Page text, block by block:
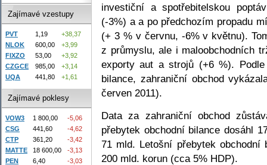
investiční a spotřebitelskou
(-3%) a a po předchozím propadu
(+ 3 % v červnu, -6% v květnu).
z průmyslu, ale i maloobchodních
exporty aut a strojů (+6 %).
bilance, zahraniční obchod
červen 2011).
Data za zahraniční obchod
přebytek obchodní bilance dosáhl
71 mld. Letošní přebytek
200 mld. korun (cca 5% HDP).
Zajímavé vzestupy
PVT 1,19
+38,37
NLOK
600,00
+3,99
FIXZO
53,00
+3,92
CZGCE
985,00
+3,14
UQA
441,80 +1,61
Zajímavé poklesy
VOW3 1 800,00
-5,06
CSG
441,60
-4,62
CTP
361,20
-3,42
MATTE
18 600,00
-3,13
PEN
6,40 -3,03